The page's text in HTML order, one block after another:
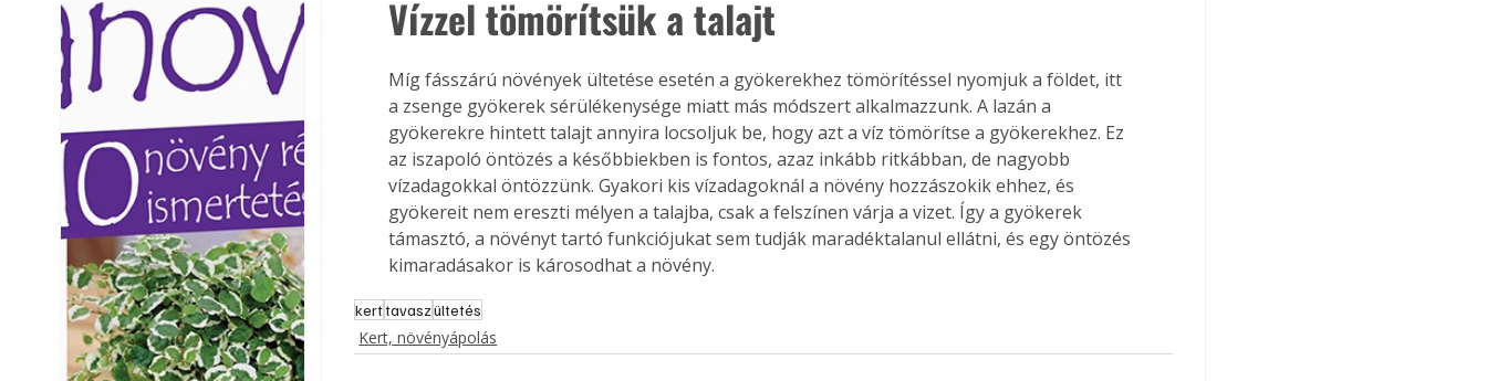
Vízzel tömörítsük a talajt
Míg fásszárú növények ültetése esetén a gyökerekhez tömörítéssel nyomjuk a földet, itt
a zsenge gyökerek sérülékenysége miatt más módszert alkalmazzunk. A lazán a
gyökerekre hintett talajt annyira locsoljuk be, hogy azt a víz tömörítse a gyökerekhez. Ez
az iszapoló öntözés a későbbiekben is fontos, azaz inkább ritkábban, de nagyobb
vízadagokkal öntözzünk. Gyakori kis vízadagoknál a növény hozzászokik ehhez, és
gyökereit nem ereszti mélyen a talajba, csak a felszínen várja a vizet. Így a gyökerek
támasztó, a növényt tartó funkciójukat sem tudják maradéktalanul ellátni, és egy öntözés
kimaradásakor is károsodhat a növény.
kerttavaszültetés
Kert, növényápolás